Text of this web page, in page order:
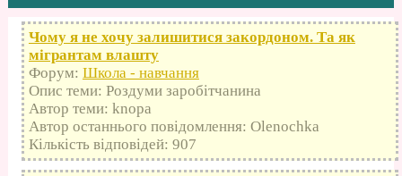
Чому я не хочу залишитися закордоном. Та як
мігрантам влашту
Форум: Школа - навчання
Опис теми: Роздуми заробітчанина
Автор теми: knopa
Автор останнього повідомлення: Olenochka
Кількість відповідей: 907